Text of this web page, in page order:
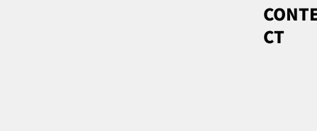
新竹遠傳丰景 | 大廳櫃台背牆實心玻
CT